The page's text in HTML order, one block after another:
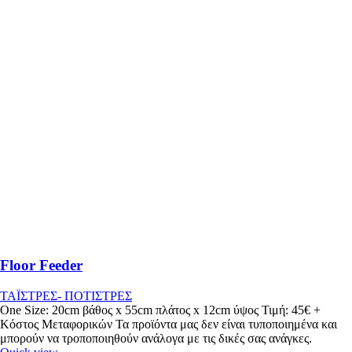
Floor Feeder
ΤΑΪΣΤΡΕΣ- ΠΟΤΙΣΤΡΕΣ
One Size: 20cm βάθος x 55cm πλάτος x 12cm ύψος Τιμή: 45€ +
Κόστος Μεταφορικών Τα προϊόντα μας δεν είναι τυποποιημένα και
μπορούν να τροποποιηθούν ανάλογα με τις δικές σας ανάγκες.